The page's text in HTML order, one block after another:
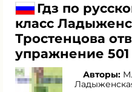
Гдз по
класс
Тростенцова
упражнение 501
Авторы: